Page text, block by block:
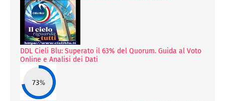
DDL Cieli Blu: Superato il 63% del Quorum. Guida al Voto
Online e Analisi dei Dati